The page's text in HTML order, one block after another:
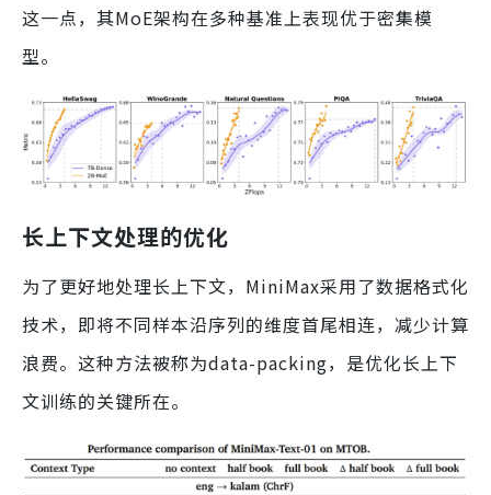
这一点，其MoE架构在多种基准上表现优于密集模
型。
长上下文处理的优化
为了更好地处理长上下文，MiniMax采用了数据格式化
技术，即将不同样本沿序列的维度首尾相连，减少计算
浪费。这种方法被称为data-packing，是优化长上下
文训练的关键所在。